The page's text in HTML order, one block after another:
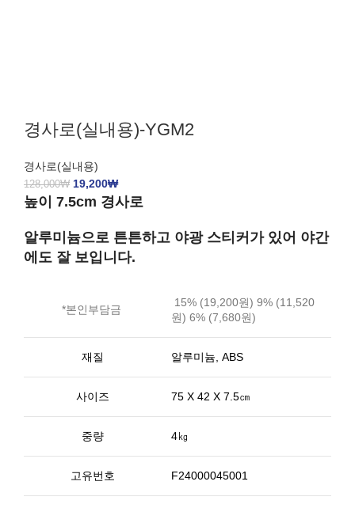
경사로(실내용)-YGM2
경사로(실내용)
128,000₩ 19,200₩
높이 7.5cm 경사로
알루미늄으로 튼튼하고 야광 스티커가 있어 야간
에도 잘 보입니다.
*본인부담금
15% (19,200원) 9% (11,520
원) 6% (7,680원)
재질 알루미늄, ABS
사이즈 75 X 42 X 7.5㎝
중량 4㎏
고유번호 F24000045001